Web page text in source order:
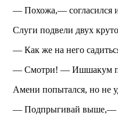
— Похожа,— согласился
Слуги подвели двух
— Как же на него
— Смотри! — Ишшакум
Амени попытался, но не
— Подпрыгивай выше,—